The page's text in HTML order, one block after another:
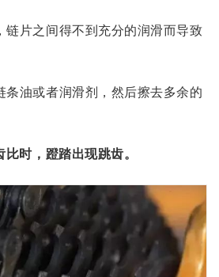
链片之间得不到充分的润滑而导致
条油或者润滑剂，然后擦去多余的
时，蹬踏出现跳齿。